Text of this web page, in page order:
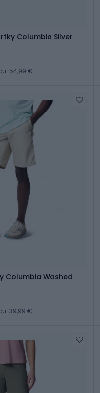
Columbia Silver
54,99 €
Columbia Washed
39,99 €